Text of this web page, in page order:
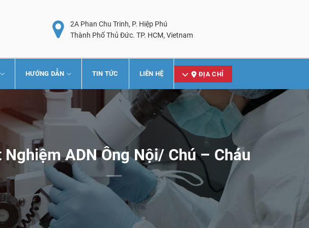
2A Phan Chu Trinh, P. Hiệp Phú
Thành Phố Thủ Đức. TP. HCM, Vietnam
HƯỚNG DẪN TIN TỨC LIÊN HỆ ĐỊA CHỈ
Nghiệm ADN Ông Nội/ Chú – Cháu